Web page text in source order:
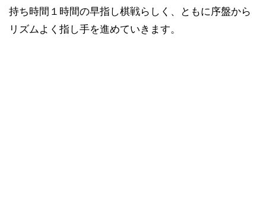
持ち時間１時間の早指し棋戦らしく、ともに序盤から
リズムよく指し手を進めていきます。